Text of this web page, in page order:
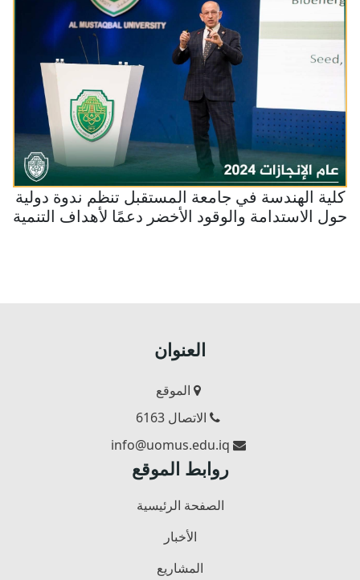
كلية الهندسة في جامعة المستقبل تنظم ندوة دولية
حول الاستدامة والوقود الأخضر دعمًا لأهداف التنمية
العنوان
الموقع
الاتصال 6163
info@uomus.edu.iq
روابط الموقع
الصفحة الرئيسية
الأخبار
المشاريع